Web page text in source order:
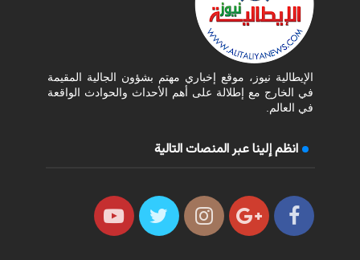
الإيطالية نيوز، موقع إخباري مهتم بشؤون الجالية المقيمة
في الخارج مع إطلالة على أهم الأحداث والحوادث الواقعة
في العالم.
انظم إلينا عبر المنصات التالية